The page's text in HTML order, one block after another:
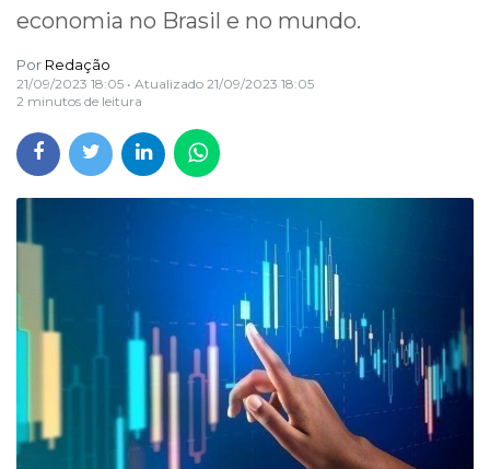
economia no Brasil e no mundo.
Por Redação
21/09/2023 18:05 • Atualizado 21/09/2023 18:05
2 minutos de leitura